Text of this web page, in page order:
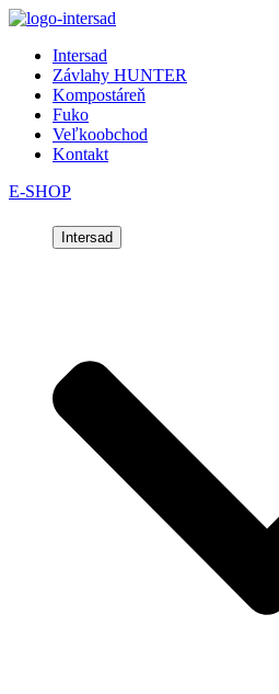
Intersad
Závlahy HUNTER
Kompostáreň
Fuko
Veľkoobchod
Kontakt
E-SHOP
Intersad